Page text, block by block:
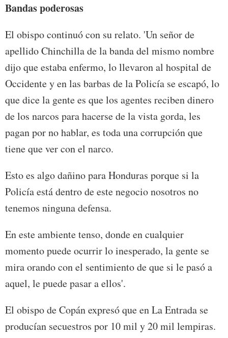
Bandas poderosas
El obispo continuó con su relato. 'Un señor de
apellido Chinchilla de la banda del mismo nombre
dijo que estaba enfermo, lo llevaron al hospital de
Occidente y en las barbas de la Policía se escapó, lo
que dice la gente es que los agentes reciben dinero
de los narcos para hacerse de la vista gorda, les
pagan por no hablar, es toda una corrupción que
tiene que ver con el narco.
Esto es algo dañino para Honduras porque si la
Policía está dentro de este negocio nosotros no
tenemos ninguna defensa.
En este ambiente tenso, donde en cualquier
momento puede ocurrir lo inesperado, la gente se
mira orando con el sentimiento de que si le pasó a
aquel, le puede pasar a ellos'.
El obispo de Copán expresó que en La Entrada se
producían secuestros por 10 mil y 20 mil lempiras.